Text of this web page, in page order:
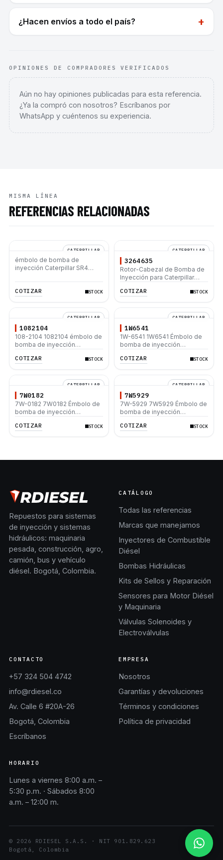
¿Hacen envíos a todo el país? +
OPINIONES DE COMPRADORES VERIFICADOS
Aún no hay opiniones publicadas para esta referencia.
¿Ya la compró con nosotros? Escríbanos por
WhatsApp y cuéntenos su experiencia.
MISMA LÍNEA
REFERENCIAS RELACIONADAS
CATERPILLAR
émbolo de bomba de
inyección Caterpillar SR4
COTIZAR
STOCK
CATERPILLAR
3264635
Rotor-Cabezal de Bomba de
Inyección para Caterpillar
3589084 2959126 2923750
COTIZAR STOCK
CATERPILLAR
1082104
108-2104 1082104 émbolo de
bomba de inyección
3412C D8N D8R 621E 980G
COTIZAR STOCK
CATERPILLAR
1W6541
1W-6541 1W6541 Émbolo de
bomba de inyección
215B 140G 160G CB-534 D4H
COTIZAR STOCK
CATERPILLAR
7W0182
7W-0182 7W0182 Émbolo de
bomba de inyección
D8L D9R D9N 657E 621B
COTIZAR STOCK
CATERPILLAR
7W5929
7W-5929 7W5929 Émbolo de
bomba de inyección
12H 140H 160H D6H D7H
COTIZAR STOCK
Repuestos para sistemas
de inyección y sistemas
hidráulicos: maquinaria
pesada, construcción, agro,
camión, bus y vehículo
diésel. Bogotá, Colombia.
CATÁLOGO
Todas las referencias
Marcas que manejamos
Inyectores de Combustible
Diésel
Bombas Hidráulicas
Kits de Sellos y Reparación
Sensores para Motor Diésel
y Maquinaria
Válvulas Solenoides y
Electroválvulas
CONTACTO
+57 324 504 4742
info@rdiesel.co
Av. Calle 6 #20A-26
Bogotá, Colombia
Escríbanos
EMPRESA
Nosotros
Garantías y devoluciones
Términos y condiciones
Política de privacidad
HORARIO
Lunes a viernes 8:00 a.m. –
5:30 p.m. · Sábados 8:00
a.m. – 12:00 m.
© 2026 RDIESEL S.A.S. · NIT 901.829.623
Bogotá, Colombia